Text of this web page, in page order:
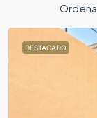
DESTACADO